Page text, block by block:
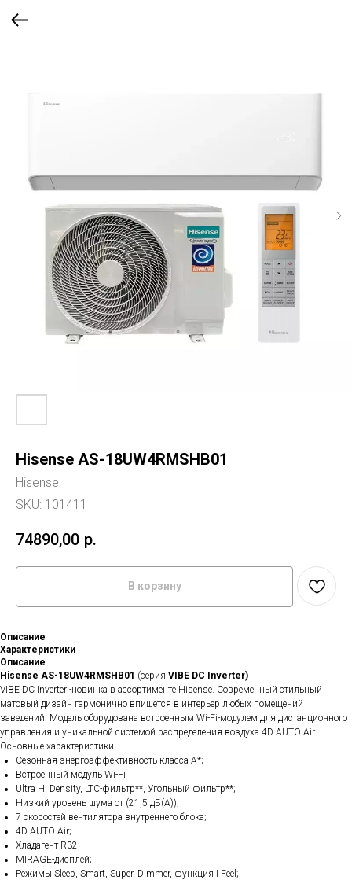
Hisense AS-18UW4RMSHB01
Hisense
SKU: 101411
74890,00 р.
В корзину
Описание
Характеристики
Описание
Hisense AS-18UW4RMSHB01 (серия VIBE DC Inverter)
VIBE DC Inverter -новинка в ассортименте Hisense. Современный стильный
матовый дизайн гармонично впишется в интерьер любых помещений
заведений. Модель оборудована встроенным Wi-Fi-модулем для дистанционного
управления и уникальной системой распределения воздуха 4D AUTO Air.
Основные характеристики
Сезонная энергоэффективность класса А*;
Встроенный модуль Wi-Fi
Ultra Hi Density, LTC-фильтр**, Угольный фильтр**;
Низкий уровень шума от (21,5 дБ(А));
7 скоростей вентилятора внутреннего блока;
4D AUTO Air;
Хладагент R32;
MIRAGE-дисплей;
Режимы Sleep, Smart, Super, Dimmer, функция I Feel;